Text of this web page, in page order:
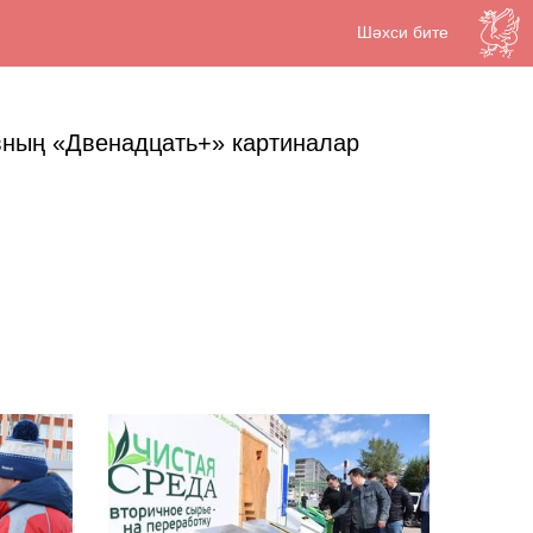
Шәхси бите
«Двенадцать+» картиналар